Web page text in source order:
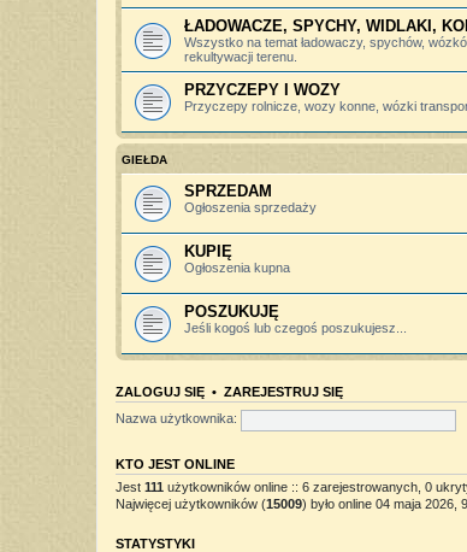
ŁADOWACZE, SPYCHY, WIDLAKI,
Wszystko na temat ładowaczy, spychów,
rekultywacji terenu.
PRZYCZEPY I WOZY
Przyczepy rolnicze, wozy konne, wózki
GIEŁDA
SPRZEDAM
Ogłoszenia sprzedaży
KUPIĘ
Ogłoszenia kupna
POSZUKUJĘ
Jeśli kogoś lub czegoś poszukujesz...
ZALOGUJ SIĘ • ZAREJESTRUJ SIĘ
Nazwa użytkownika:
KTO JEST ONLINE
Jest 111 użytkowników online :: 6 zarejestrowanych, 0
Najwięcej użytkowników (15009) było online 04 maja 2026,
STATYSTYKI